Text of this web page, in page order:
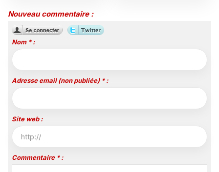
Nouveau commentaire :
Nom * :
Adresse email (non publiée) * :
Site web :
Commentaire * :